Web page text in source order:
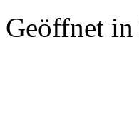
Geöffnet